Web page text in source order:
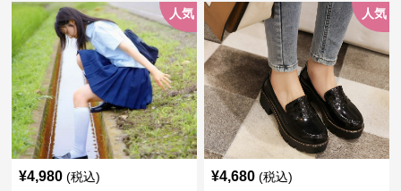
人気
¥4,980 (税込)
人気
¥4,680 (税込)